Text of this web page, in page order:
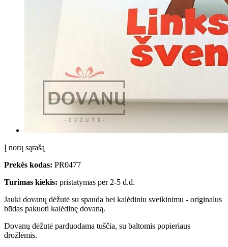
Į norų sąrašą
Prekės kodas: PR0477
Turimas kiekis: pristatymas per 2-5 d.d.
Jauki dovanų dėžutė su spauda bei kalėdiniu sveikinimu - originalus
būdas pakuoti kalėdinę dovaną.
Dovanų dėžutė parduodama tuščia, su baltomis popieriaus
drožlėmis.